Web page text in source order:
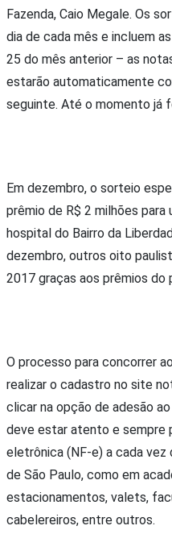
Fazenda, Caio Megale. Os
dia de cada mês e incluem
25 do mês anterior – as
estarão automaticamente
seguinte. Até o momento já
Em dezembro, o sorteio
prêmio de R$ 2 milhões
hospital do Bairro da
dezembro, outros oito
2017 graças aos prêmios do
O processo para concorrer
realizar o cadastro no site
clicar na opção de adesão
deve estar atento e sempre
eletrônica (NF-e) a cada vez
de São Paulo, como em
estacionamentos, valets,
cabelereiros, entre outros.